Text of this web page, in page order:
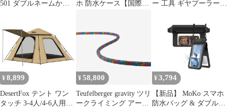
501 ダブルネームか
ホ 防水ケース【国際
会協賛製品】 水に浮く
ぼうすい ストラップ付
き 首かけ 顔認証 高透
過率画面 夏に不可欠 海
プール 温泉 雨などに
携帯防水ケース 7イン
チ以下スマホ対 0
ー 工具 ギヤプーラー
抜き ベアリング (ダブ
¥ 8,899
DesertFox テント ワン
タッチ 3-4人/4-6人用
¥58,800
Teufelberger gravity ツリ
ークライミング アーボ
¥ 3,794
【新品】 MoKo スマホ
防水バッグ & ダブル収